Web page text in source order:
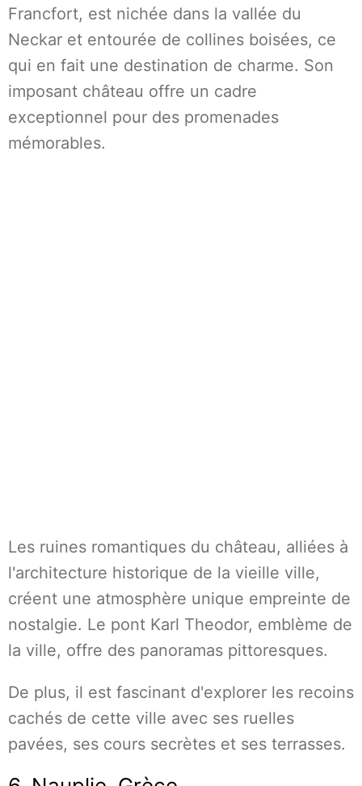
Francfort, est nichée dans la vallée du
Neckar et entourée de collines boisées, ce
qui en fait une destination de charme. Son
imposant château offre un cadre
exceptionnel pour des promenades
mémorables.
Les ruines romantiques du château, alliées à
l'architecture historique de la vieille ville,
créent une atmosphère unique empreinte de
nostalgie. Le pont Karl Theodor, emblème de
la ville, offre des panoramas pittoresques.
De plus, il est fascinant d'explorer les recoins
cachés de cette ville avec ses ruelles
pavées, ses cours secrètes et ses terrasses.